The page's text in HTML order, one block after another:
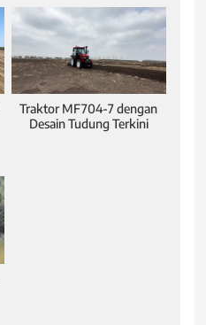
Traktor MF704-7 dengan
Desain Tudung Terkini